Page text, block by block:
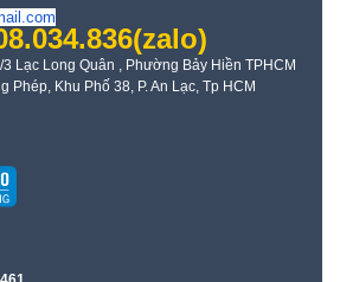
(zalo)
Lạc Long Quân , Phường Bảy Hiền TPHCM
Phép, Khu Phố 38, P. An Lạc, Tp HCM